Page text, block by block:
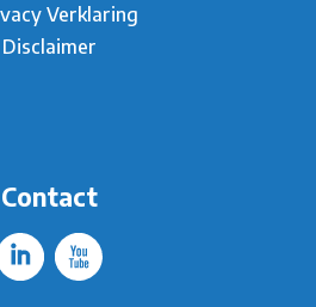
Verklaring
Disclaimer
Contact